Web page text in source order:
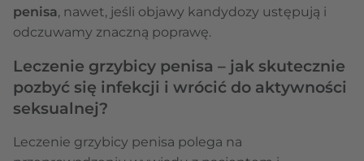
penisa, nawet, jeśli objawy kandydozy ustępują i
odczuwamy znaczną poprawę.
Leczenie grzybicy penisa – jak skutecznie
pozbyć się infekcji i wrócić do aktywności
seksualnej?
Leczenie grzybicy penisa polega na